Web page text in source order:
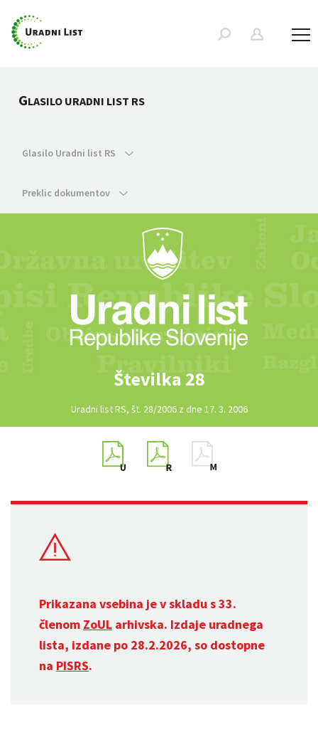
GLASILO URADNI LIST RS
Glasilo Uradni list RS
Preklic dokumentov
Številka 28
Uradni list RS, št. 28/2006 z dne 17. 3. 2006
Prikazana vsebina je v skladu s 33.
členom ZoUL arhivska. Izdaje uradnega
lista, izdane po 28.2.2026, so dostopne
na PISRS.